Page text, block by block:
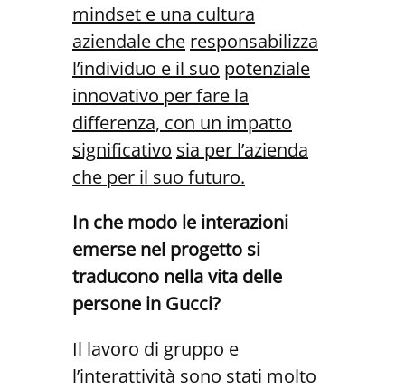
mindset e una cultura
aziendale che responsabilizza
l’individuo e il suo potenziale
innovativo per fare la
differenza, con un impatto
significativo sia per l’azienda
che per il suo futuro.
In che modo le interazioni
emerse nel progetto si
traducono nella vita delle
persone in Gucci?
Il lavoro di gruppo e
l’interattività sono stati molto